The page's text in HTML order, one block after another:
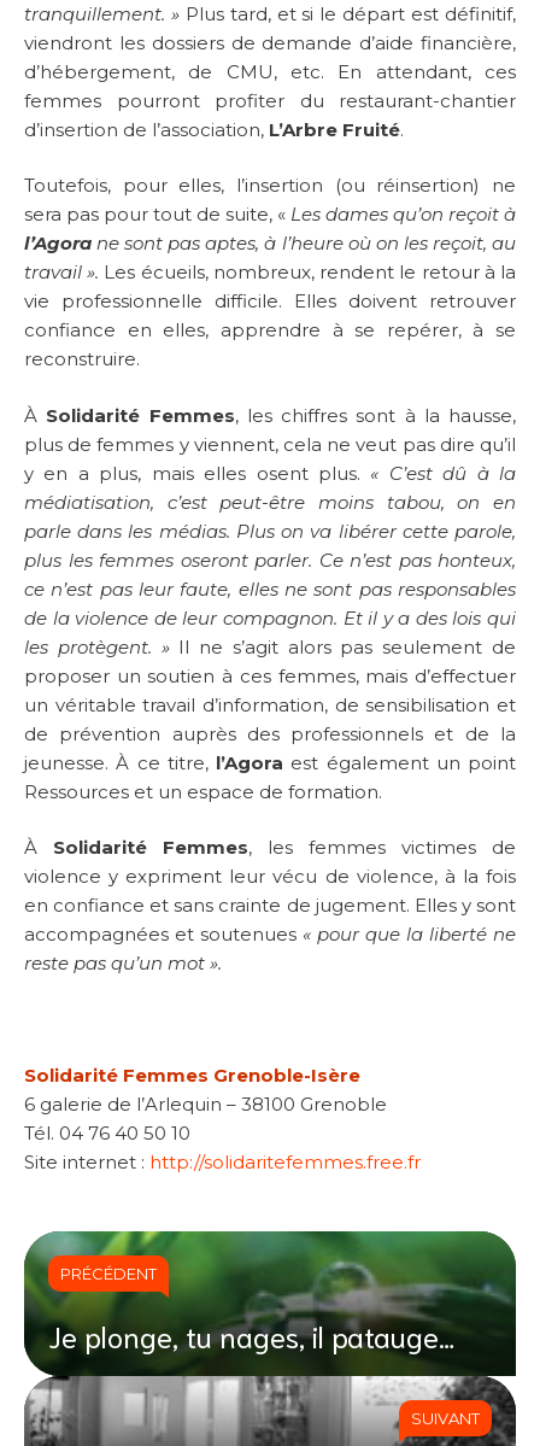
tranquillement. »Plus tard, et si le départ est définitif,
viendront les dossiers de demande d’aide financière,
d’hébergement, de CMU, etc. En attendant, ces
femmes pourront profiter du restaurant-chantier
d’insertion de l’association, L’Arbre Fruité.
Toutefois, pour elles, l’insertion (ou réinsertion) ne
sera pas pour tout de suite, « Les dames qu’on reçoit à
l’Agora ne sont pas aptes, à l’heure où on les reçoit, au
travail ». Les écueils, nombreux, rendent le retour à la
vie professionnelle difficile. Elles doivent retrouver
confiance en elles, apprendre à se repérer, à se
reconstruire.
À Solidarité Femmes, les chiffres sont à la hausse,
plus de femmes y viennent, cela ne veut pas dire qu’il
y en a plus, mais elles osent plus. « C’est dû à la
médiatisation, c’est peut-être moins tabou, on en
parle dans les médias. Plus on va libérer cette parole,
plus les femmes oseront parler. Ce n’est pas honteux,
ce n’est pas leur faute, elles ne sont pas responsables
de la violence de leur compagnon. Et il y a des lois qui
les protègent. »Il ne s’agit alors pas seulement de
proposer un soutien à ces femmes, mais d’effectuer
un véritable travail d’information, de sensibilisation et
de prévention auprès des professionnels et de la
jeunesse. À ce titre, l’Agora est également un point
Ressources et un espace de formation.
À Solidarité Femmes, les femmes victimes de
violence y expriment leur vécu de violence, à la fois
en confiance et sans crainte de jugement. Elles y sont
accompagnées et soutenues « pour que la liberté ne
reste pas qu’un mot ».
Solidarité Femmes Grenoble-Isère
6 galerie de l’Arlequin – 38100 Grenoble
Tél. 04 76 40 50 10
Site internet : http://solidaritefemmes.free.fr
PRÉCÉDENT
Je plonge, tu nages, il patauge…
SUIVANT